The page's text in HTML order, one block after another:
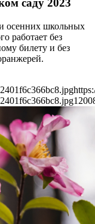
саду 2023
осенних школьных
работает без
билету и без
1200